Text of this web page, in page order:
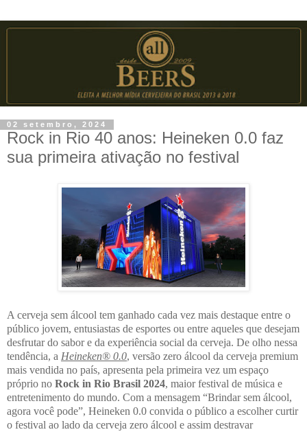
02 setembro, 2024
Rock in Rio 40 anos: Heineken 0.0 faz
sua primeira ativação no festival
A cerveja sem álcool tem ganhado cada vez mais destaque entre o
público jovem, entusiastas de esportes ou entre aqueles que desejam
desfrutar do sabor e da experiência social da cerveja. De olho nessa
tendência, a Heineken® 0.0, versão zero álcool da cerveja premium
mais vendida no país, apresenta pela primeira vez um espaço
próprio no Rock in Rio Brasil 2024, maior festival de música e
entretenimento do mundo. Com a mensagem “Brindar sem álcool,
agora você pode”, Heineken 0.0 convida o público a escolher curtir
o festival ao lado da cerveja zero álcool e assim destravar